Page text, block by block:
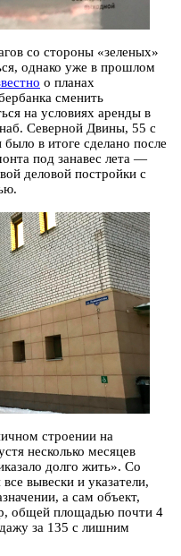
со стороны «зеленых»
однако уже в прошлом
о планах
сменить
на условиях аренды в
Северной Двины, 55 с
в итоге сделано после
под занавес лета —
деловой постройки с
строении на
несколько месяцев
долго жить». Со
вывески и указатели,
а сам объект,
общей площадью почти 4
за 135 с лишним